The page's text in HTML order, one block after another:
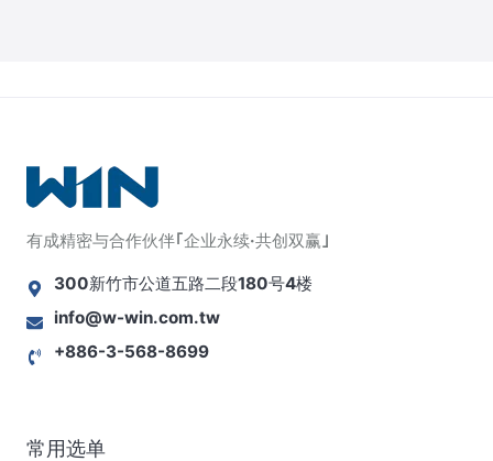
有成精密与合作伙伴｢企业永续·共创双赢｣
300新竹市公道五路二段180号4楼
info@w-win.com.tw
+886-3-568-8699
常用选单